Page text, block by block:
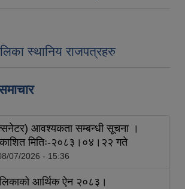
स्थानिय राजपत्रहरु
आवश्यकता सम्बन्धी सूचना ।
मितिः-२०८३।०४।२२ गते
07/2026 - 15:36
आर्थिक ऐन २०८३।